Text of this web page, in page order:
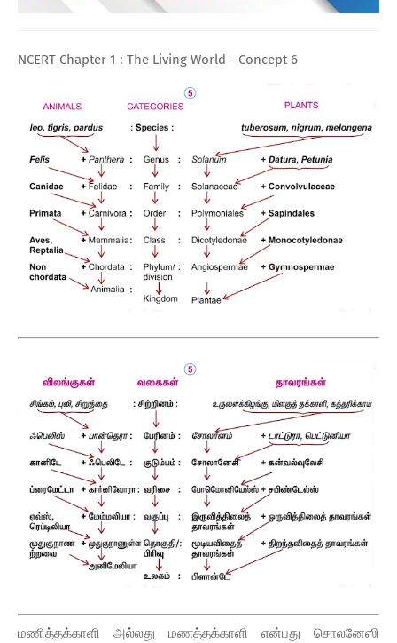
NCERT Chapter 1 : The Living World - Concept 6
மணித்தக்காளி அல்லது மணத்தக்காளி என்பது சொலனேஸி